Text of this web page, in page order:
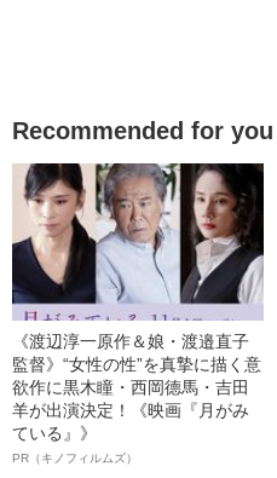
Recommended for you
《渡辺淳一原作＆娘・渡邉直子
監督》“女性の性”を真摯に描く意
欲作に黒木瞳・西岡德馬・吉田
羊が出演決定！《映画『月がみ
ている』》
PR（キノフィルムズ）